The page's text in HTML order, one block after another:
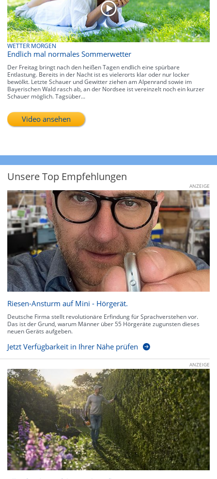
WETTER MORGEN
Endlich mal normales Sommerwetter
Der Freitag bringt nach den heißen Tagen endlich eine spürbare
Entlastung. Bereits in der Nacht ist es vielerorts klar oder nur locker
bewölkt. Letzte Schauer und Gewitter ziehen am Alpenrand sowie im
Bayerischen Wald rasch ab, an der Nordsee ist vereinzelt noch ein kurzer
Schauer möglich. Tagsüber...
Video ansehen
Unsere Top Empfehlungen
ANZEIGE
Riesen-Ansturm auf Mini - Hörgerät.
Deutsche Firma stellt revolutionäre Erfindung für Sprachverstehen vor.
Das ist der Grund, warum Männer über 55 Hörgeräte zugunsten dieses
neuen Geräts aufgeben.
Jetzt Verfügbarkeit in Ihrer Nähe prüfen
ANZEIGE